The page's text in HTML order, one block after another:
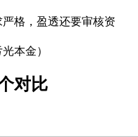
格，盈透还要审核资
本金）
对比